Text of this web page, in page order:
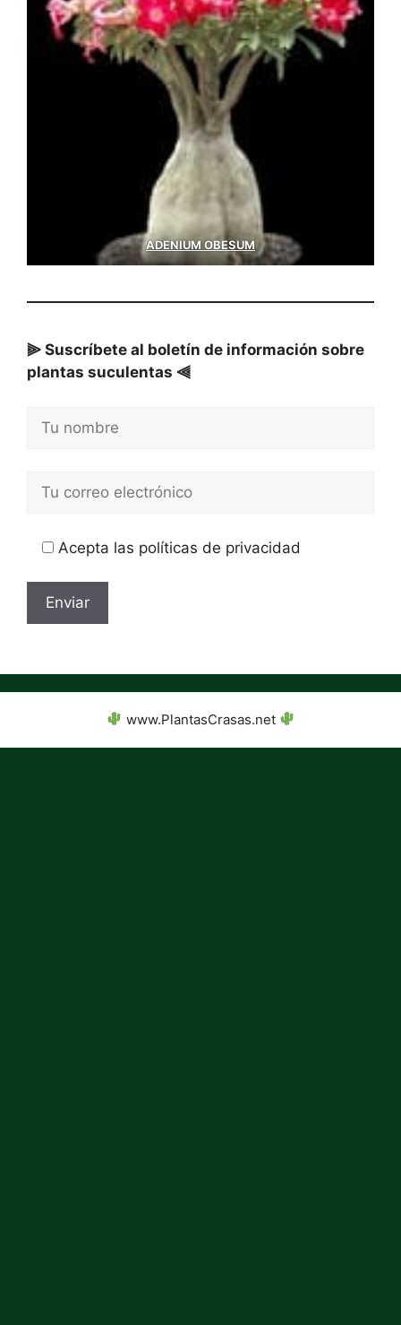
ADENIUM OBESUM
⫸ Suscríbete al boletín de información sobre
plantas suculentas ⫷
Acepta las políticas de privacidad
www.PlantasCrasas.net